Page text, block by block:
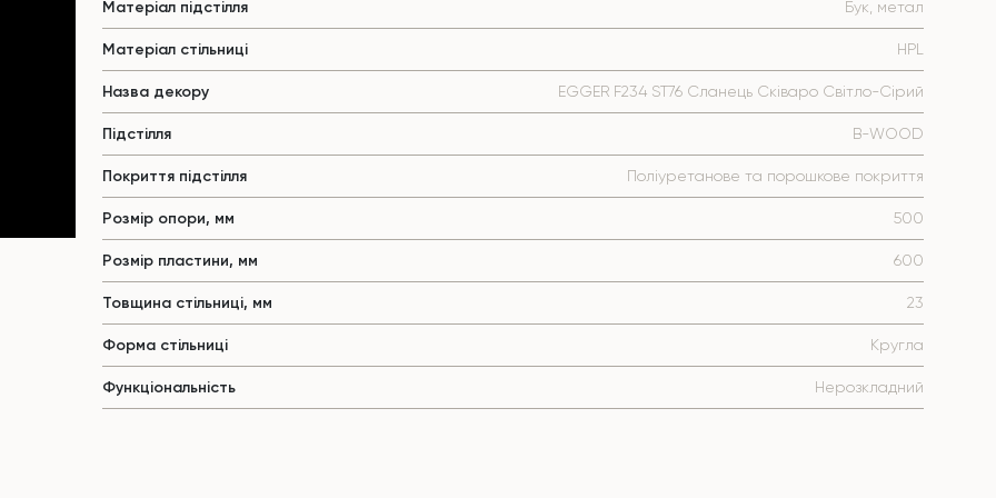
Матеріал підстілля Бук, метал
Матеріал стільниці HPL
Назва декору EGGER F234 ST76 Сланець Сківаро Світло-Сірий
Підстілля B-WOOD
Покриття підстілля Поліуретанове та порошкове покриття
Розмір опори, мм 500
Розмір пластини, мм 600
Товщина стільниці, мм 23
Форма стільниці Кругла
Функціональність Нерозкладний